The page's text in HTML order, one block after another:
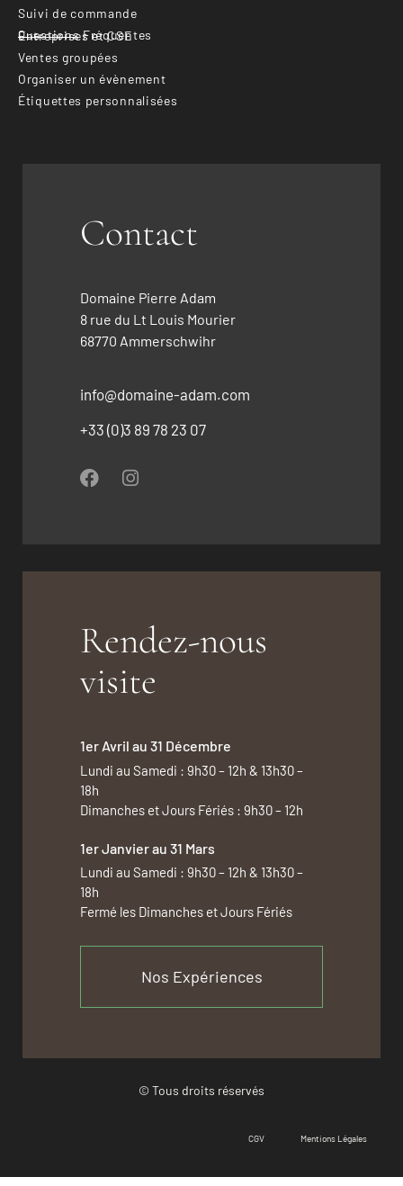
Suivi de commande
Questions Fréquentes
Entreprises et CSE
Ventes groupées
Organiser un évènement
Étiquettes personnalisées
Contact
Domaine Pierre Adam
8 rue du Lt Louis Mourier
68770 Ammerschwihr
info@domaine-adam.com
+33 (0)3 89 78 23 07
Rendez-nous
visite
1er Avril au 31 Décembre
Lundi au Samedi : 9h30 – 12h & 13h30 –
18h
Dimanches et Jours Fériés : 9h30 – 12h
1er Janvier au 31 Mars
Lundi au Samedi : 9h30 – 12h & 13h30 –
18h
Fermé les Dimanches et Jours Fériés
Nos Expériences
© Tous droits réservés
CGV Mentions Légales